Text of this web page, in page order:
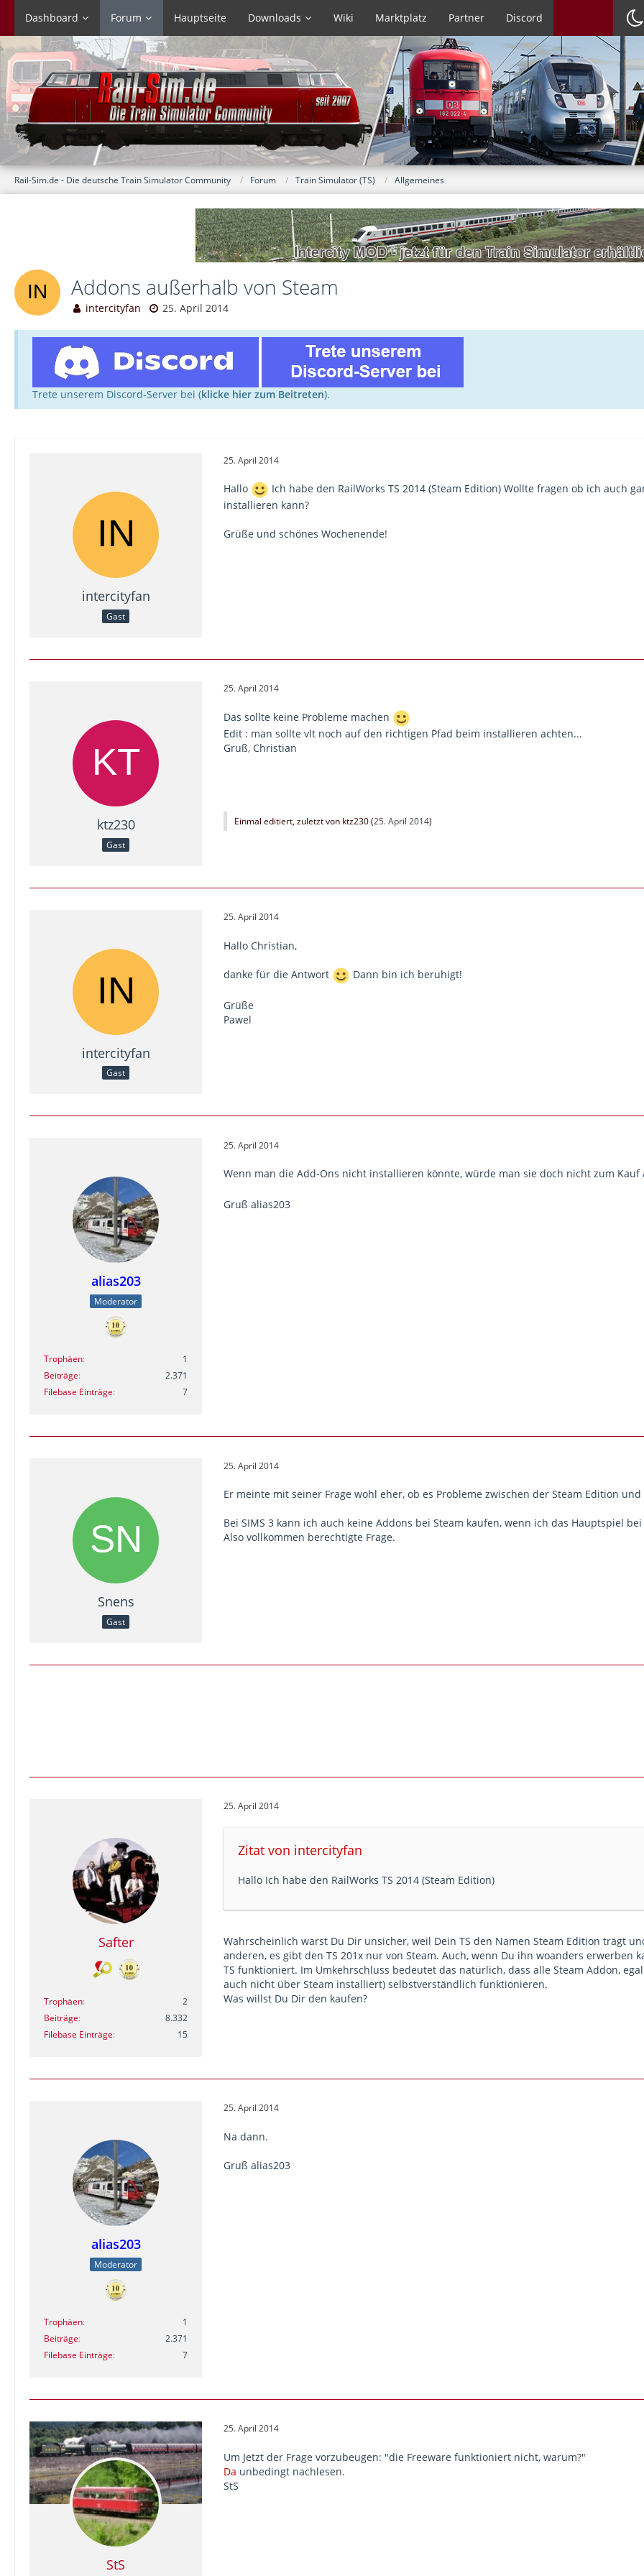
Dashboard Forum Hauptseite Downloads Wiki Marktplatz Partner Discord
Rail-Sim.de - Die deutsche Train Simulator Community Forum Train Simulator (TS) Allgemeines
Addons außerhalb von Steam
intercityfan 25. April 2014
Trete unserem Discord-Server bei (klicke hier zum Beitreten).
intercityfan
Gast
25. April 2014
Hallo
Ich habe den RailWorks TS 2014 (Steam Edition) Wollte fragen ob ich auch
installieren kann?
Grüße und schönes Wochenende!
ktz230
Gast
25. April 2014
Das sollte keine Probleme machen
Edit : man sollte vlt noch auf den richtigen Pfad beim installieren achten...
Gruß, Christian
Einmal editiert, zuletzt von ktz230 (25. April 2014)
intercityfan
Gast
25. April 2014
Hallo Christian,
danke für die Antwort Dann bin ich beruhigt!
Grüße
Pawel
alias203
Moderator
Trophäen
1
Beiträge
2.371
Filebase Einträge
7
25. April 2014
Wenn man die Add-Ons nicht installieren könnte, würde man sie doch nicht zum
Gruß alias203
Snens
Gast
25. April 2014
Er meinte mit seiner Frage wohl eher, ob es Probleme zwischen der Steam Edition
Bei SIMS 3 kann ich auch keine Addons bei Steam kaufen, wenn ich das Hauptspiel
Also vollkommen berechtigte Frage.
Safter
Trophäen
2
Beiträge
8.332
Filebase Einträge
15
25. April 2014
Zitat von intercityfan
Hallo Ich habe den RailWorks TS 2014 (Steam Edition)
Wahrscheinlich warst Du Dir unsicher, weil Dein TS den Namen Steam Edition trägt
anderen, es gibt den TS 201x nur von Steam. Auch, wenn Du ihn woanders
TS funktioniert. Im Umkehrschluss bedeutet das natürlich, dass alle Steam Addon,
auch nicht über Steam installiert) selbstverständlich funktionieren.
Was willst Du Dir den kaufen?
alias203
Moderator
Trophäen
1
Beiträge
2.371
Filebase Einträge
7
25. April 2014
Na dann.
Gruß alias203
StS
25. April 2014
Um Jetzt der Frage vorzubeugen: "die Freeware funktioniert nicht, warum?"
Da unbedingt nachlesen.
StS